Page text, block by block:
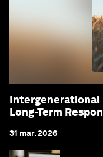
Intergenerational
Long-Term
31 mar. 2026